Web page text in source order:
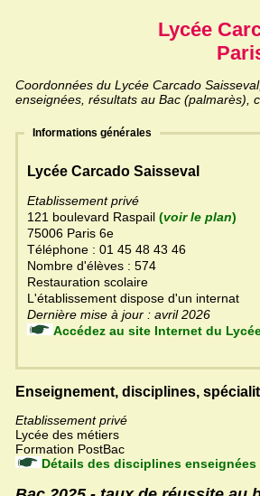
Lycée
Coordonnées du Lycée Carcado
enseignées, résultats au Bac (palmarès),
Informations générales
Lycée Carcado Saisseval
Etablissement privé
121 boulevard Raspail (voir le plan)
75006 Paris 6e
Téléphone : 01 45 48 43 46
Nombre d'élèves : 574
Restauration scolaire
L'établissement dispose d'un internat
Dernière mise à jour : avril 2026
Accédez au
Enseignement, disciplines,
Etablissement privé
Lycée des métiers
Formation PostBac
Détails des disciplines enseignées